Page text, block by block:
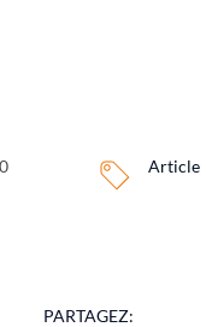
Article
PARTAGEZ: